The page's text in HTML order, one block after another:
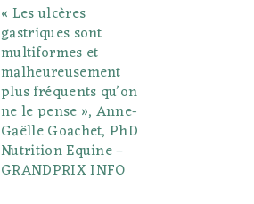
e
P
u
s
g
r
a
r
e
s
« Les ulcères
gastriques sont
multiformes et
malheureusement
plus fréquents qu’on
ne le pense », Anne-
Gaëlle Goachet, PhD
Nutrition Equine –
GRANDPRIX INFO